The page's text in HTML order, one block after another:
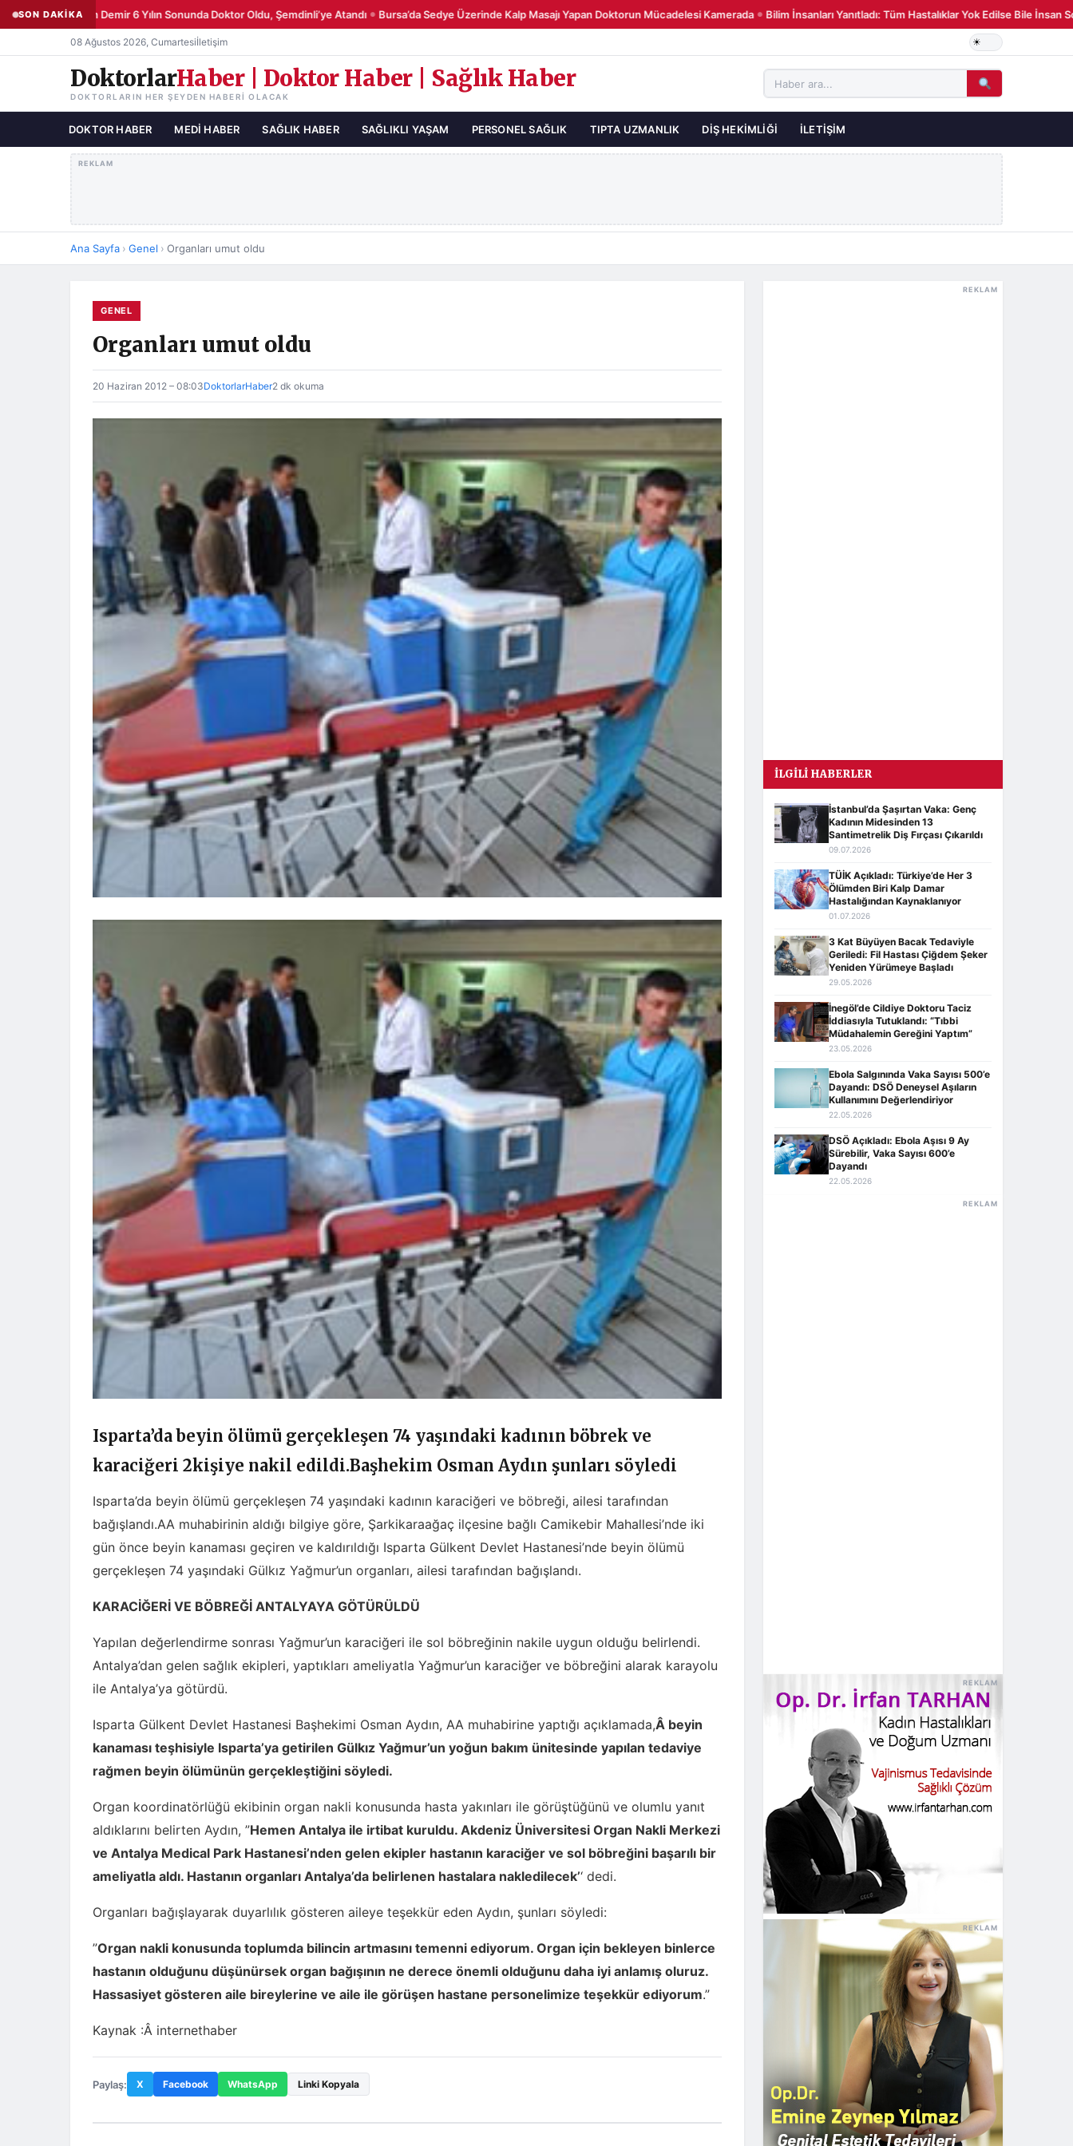
SON DAKİKA
Şemsettin Demir 6 Yılın Sonunda Doktor Oldu, Şemdinli’ye Atandı ● Bursa’da Sedye Üzerinde Kalp Masajı Yapan Doktorun Mücadelesi Kamerada ● Bilim İnsanları Yanıtladı: Tüm Hastalıklar Yok Edilse Bile İnsan
08 Ağustos 2026, Cumartesiİletişim
DoktorlarHaber | Doktor Haber | Sağlık Haber
DOKTORLARIN HER ŞEYDEN HABERI OLACAK
DOKTOR HABER MEDI HABER SAĞLIK HABER SAĞLIKLI YAŞAM PERSONEL SAĞLIK TIPTA UZMANLIK DIŞ HEKIMLIĞI İLETIŞIM
REKLAM
Ana Sayfa › Genel › Organları umut oldu
GENEL
Organları umut oldu
20 Haziran 2012 – 08:03DoktorlarHaber2 dk okuma
Isparta’da beyin ölümü gerçekleşen 74 yaşındaki kadının böbrek ve
karaciğeri 2kişiye nakil edildi.Başhekim Osman Aydın şunları söyledi
Isparta’da beyin ölümü gerçekleşen 74 yaşındaki kadının karaciğeri ve böbreği, ailesi tarafından
bağışlandı.AA muhabirinin aldığı bilgiye göre, Şarkikaraağaç ilçesine bağlı Camikebir Mahallesi’nde iki
gün önce beyin kanaması geçiren ve kaldırıldığı Isparta Gülkent Devlet Hastanesi’nde beyin ölümü
gerçekleşen 74 yaşındaki Gülkız Yağmur’un organları, ailesi tarafından bağışlandı.
KARACİĞERİ VE BÖBREĞİ ANTALYAYA GÖTÜRÜLDÜ
Yapılan değerlendirme sonrası Yağmur’un karaciğeri ile sol böbreğinin nakile uygun olduğu belirlendi.
Antalya’dan gelen sağlık ekipleri, yaptıkları ameliyatla Yağmur’un karaciğer ve böbreğini alarak karayolu
ile Antalya’ya götürdü.
Isparta Gülkent Devlet Hastanesi Başhekimi Osman Aydın, AA muhabirine yaptığı açıklamada,Â beyin
kanaması teşhisiyle Isparta’ya getirilen Gülkız Yağmur’un yoğun bakım ünitesinde yapılan tedaviye
rağmen beyin ölümünün gerçekleştiğini söyledi.
Organ koordinatörlüğü ekibinin organ nakli konusunda hasta yakınları ile görüştüğünü ve olumlu yanıt
aldıklarını belirten Aydın, ”Hemen Antalya ile irtibat kuruldu. Akdeniz Üniversitesi Organ Nakli Merkezi
ve Antalya Medical Park Hastanesi’nden gelen ekipler hastanın karaciğer ve sol böbreğini başarılı bir
ameliyatla aldı. Hastanın organları Antalya’da belirlenen hastalara nakledilecek’‘ dedi.
Organları bağışlayarak duyarlılık gösteren aileye teşekkür eden Aydın, şunları söyledi:
”Organ nakli konusunda toplumda bilincin artmasını temenni ediyorum. Organ için bekleyen binlerce
hastanın olduğunu düşünürsek organ bağışının ne derece önemli olduğunu daha iyi anlamış oluruz.
Hassasiyet gösteren aile bireylerine ve aile ile görüşen hastane personelimize teşekkür ediyorum.”
Kaynak :Â internethaber
Paylaş: X Facebook WhatsApp Linki Kopyala
REKLAM
İLGILI HABERLER
İstanbul’da Şaşırtan Vaka: Genç
Kadının Midesinden 13
Santimetrelik Diş Fırçası Çıkarıldı
09.07.2026
TÜİK Açıkladı: Türkiye’de Her 3
Ölümden Biri Kalp Damar
Hastalığından Kaynaklanıyor
01.07.2026
3 Kat Büyüyen Bacak Tedaviyle
Geriledi: Fil Hastası Çiğdem Şeker
Yeniden Yürümeye Başladı
29.05.2026
İnegöl’de Cildiye Doktoru Taciz
İddiasıyla Tutuklandı: “Tıbbi
Müdahalemin Gereğini Yaptım”
23.05.2026
Ebola Salgınında Vaka Sayısı 500’e
Dayandı: DSÖ Deneysel Aşıların
Kullanımını Değerlendiriyor
22.05.2026
DSÖ Açıkladı: Ebola Aşısı 9 Ay
Sürebilir, Vaka Sayısı 600’e
Dayandı
22.05.2026
REKLAM
REKLAM
REKLAM